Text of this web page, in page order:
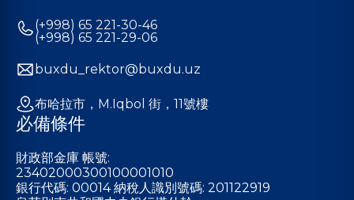
(+998) 65 221-30-46
(+998) 65 221-29-06
buxdu_rektor@buxdu.uz
布哈拉市，M.Iqbol 街，11號樓
必備條件
財政部金庫 帳號:
23402000300100001010
銀行代碼: 00014 納稅人識別號碼: 201122919